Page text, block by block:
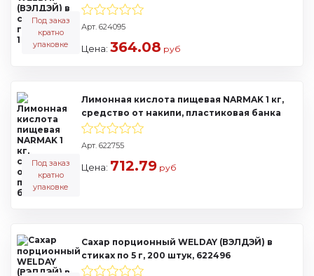
Арт. 624095
Под заказ
кратно
упаковке
Цена: 364.08 руб
Лимонная кислота пищевая NARMAK 1 кг,
средство от накипи, пластиковая банка
Арт. 622755
Под заказ
кратно
упаковке
Цена: 712.79 руб
Сахар порционный WELDAY (ВЭЛДЭЙ) в
стиках по 5 г, 200 штук, 622496